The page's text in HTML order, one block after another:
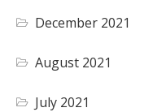
December 2021
August 2021
July 2021